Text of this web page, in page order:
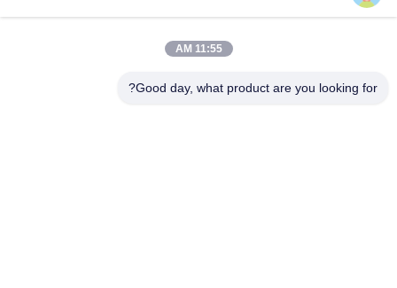
11:55 AM
Good day, what product are you looking for?